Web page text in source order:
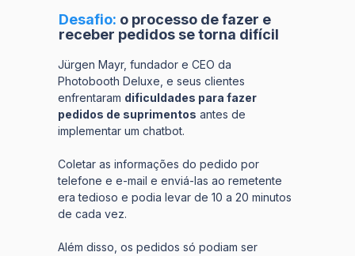
Jürgen Mayr, fundador e CEO da
Photobooth Deluxe, e seus clientes
enfrentaram dificuldades para fazer
pedidos de suprimentos antes de
implementar um chatbot.
Coletar as informações do pedido por
telefone e e-mail e enviá-las ao remetente
era tedioso e podia levar de 10 a 20 minutos
de cada vez.
Além disso, os pedidos só podiam ser
Desafio: o processo de fazer e
receber pedidos se torna difícil